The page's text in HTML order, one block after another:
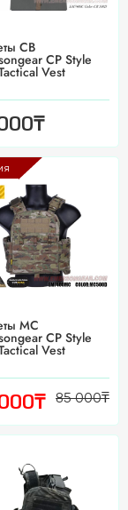
CB
CP Style
Vest
₸
MC
CP Style
Vest
₸ 85 000₸